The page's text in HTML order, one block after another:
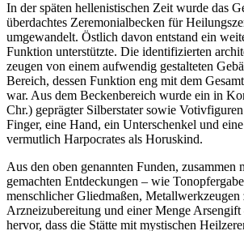
In der späten hellenistischen Zeit wurde das
überdachtes Zeremonialbecken für
umgewandelt. Östlich davon entstand ein
Funktion unterstützte. Die identifizierten
zeugen von einem aufwendig gestalteten
Bereich, dessen Funktion eng mit dem
war. Aus dem Beckenbereich wurde ein in
Chr.) geprägter Silberstater sowie
Finger, eine Hand, ein Unterschenkel und
vermutlich Harpocrates als Horuskind.
Aus den oben genannten Funden, zusammen
gemachten Entdeckungen – wie
menschlicher Gliedmaßen, Metallwerkzeugen
Arzneizubereitung und einer Menge
hervor, dass die Stätte mit mystischen